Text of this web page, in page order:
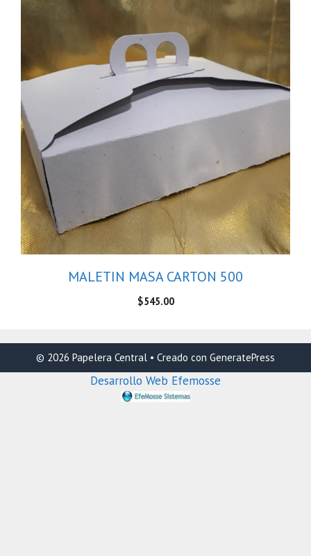
MALETIN MASA CARTON 500
$545.00
© 2026 Papelera Central • Creado con GeneratePress
Desarrollo Web Efemosse